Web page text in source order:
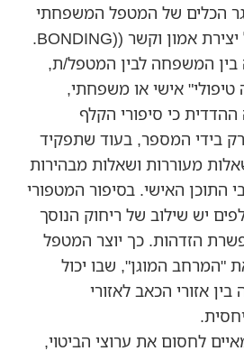
הכלים של המטפל המשפחתי
ומזרזים תהליכים של יצירת אמון וקשר ((BONDING.
המשפחה לבין המטפל/ת,
טיפולי" אישי או משפחתי,
כי סיפורי הקלף
ורק בידי המספר, בעוד שתפקיד
מעוררות ושאלות מבהירות
התוכן האישי. בסיפור המטפורי
יש שילוב של ריחוק הנוסך
הזדהות. כך יוצר המטפל
"המרחב המוגן", שבו יכול
אזורי הכאב לאזורי
לחסום את ערוצי הביטוי,